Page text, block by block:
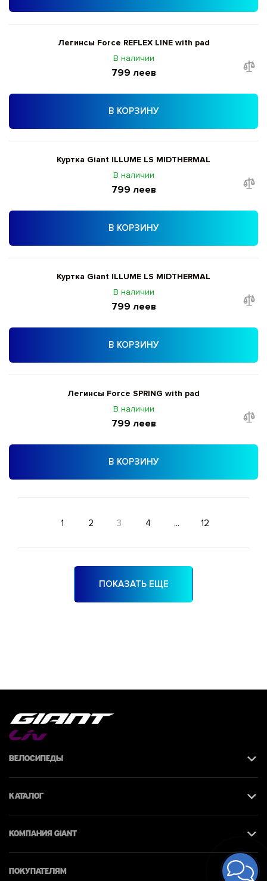
Легинсы Force REFLEX LINE with pad
В наличии
799 леев
В КОРЗИНУ
Куртка Giant ILLUME LS MID­THERMAL
В наличии
799 леев
В КОРЗИНУ
Куртка Giant ILLUME LS MID­THERMAL
В наличии
799 леев
В КОРЗИНУ
Легинсы Force SPRING with pad
В наличии
799 леев
В КОРЗИНУ
1 2 3 4 ... 12
ПОКАЗАТЬ ЕЩЕ
Велосипеды
Каталог
КОМПАНИЯ giant
Покупателям